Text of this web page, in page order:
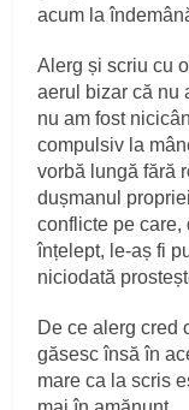
acum la
Alerg și scriu cu
aerul bizar că nu
nu am fost
compulsiv la
vorbă lungă fără
dușmanul
conflicte pe care,
înțelept, le-aș fi
niciodată
De ce alerg cred
găsesc însă în
mare ca la scris